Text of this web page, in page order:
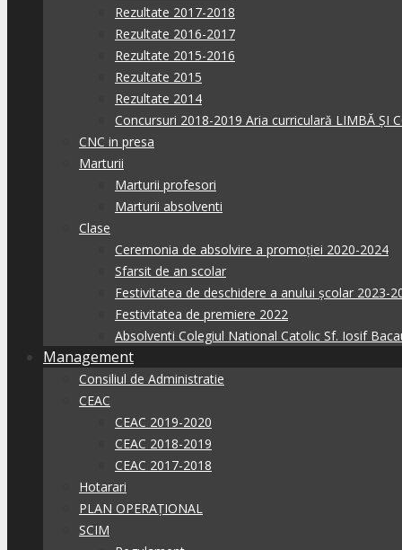
Rezultate 2017-2018
Rezultate 2016-2017
Rezultate 2015-2016
Rezultate 2015
Rezultate 2014
Concursuri 2018-2019 Aria curriculară LIMBĂ ȘI
CNC in presa
Marturii
Marturii profesori
Marturii absolventi
Clase
Ceremonia de absolvire a promoției 2020-2024
Sfarsit de an scolar
Festivitatea de deschidere a anului școlar 2023-
Festivitatea de premiere 2022
Absolventi Colegiul National Catolic Sf. Iosif
Management
Consiliul de Administratie
CEAC
CEAC 2019-2020
CEAC 2018-2019
CEAC 2017-2018
Hotarari
PLAN OPERAȚIONAL
SCIM